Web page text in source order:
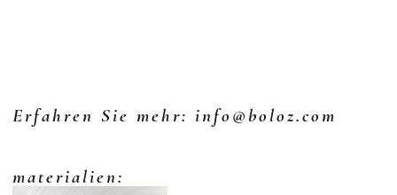
Erfahren Sie mehr: info@boloz.com
materialien: